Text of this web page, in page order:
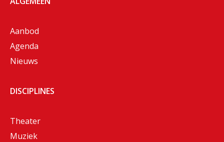
Aanbod
Agenda
Nieuws
DISCIPLINES
Theater
Muziek